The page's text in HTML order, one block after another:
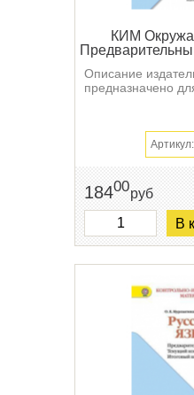
КИМ
Описание
предназначено
18400руб
В